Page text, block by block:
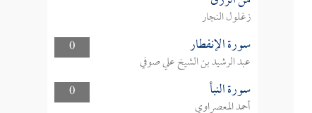
زغلول النجار
0
سورة الإنفطار
عبد الرشيد بن الشيخ علي صوفي
0
سورة النبأ
أحمد المعصراوي